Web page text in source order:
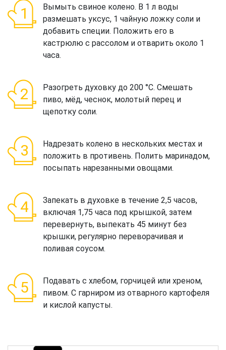
Вымыть свиное колено. В 1 л воды
размешать уксус, 1 чайную ложку соли и
добавить специи. Положить его в
кастрюлю с рассолом и отварить около 1
часа.
Разогреть духовку до 200 °С. Смешать
пиво, мёд, чеснок, молотый перец и
щепотку соли.
Надрезать колено в нескольких местах и
положить в противень. Полить маринадом,
посыпать нарезанными овощами.
Запекать в духовке в течение 2,5 часов,
включая 1,75 часа под крышкой, затем
перевернуть, выпекать 45 минут без
крышки, регулярно переворачивая и
поливая соусом.
Подавать с хлебом, горчицей или хреном,
пивом. С гарниром из отварного картофеля
и кислой капусты.